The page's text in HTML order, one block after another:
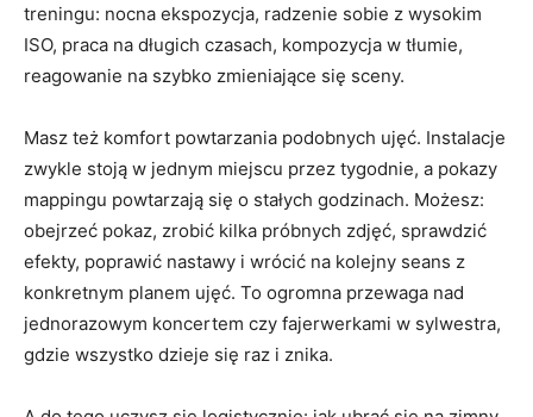
treningu: nocna ekspozycja, radzenie sobie z wysokim
ISO, praca na długich czasach, kompozycja w tłumie,
reagowanie na szybko zmieniające się sceny.
Masz też komfort powtarzania podobnych ujęć. Instalacje
zwykle stoją w jednym miejscu przez tygodnie, a pokazy
mappingu powtarzają się o stałych godzinach. Możesz:
obejrzeć pokaz, zrobić kilka próbnych zdjęć, sprawdzić
efekty, poprawić nastawy i wrócić na kolejny seans z
konkretnym planem ujęć. To ogromna przewaga nad
jednorazowym koncertem czy fajerwerkami w sylwestra,
gdzie wszystko dzieje się raz i znika.